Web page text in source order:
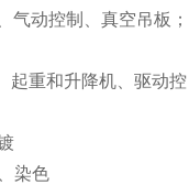
气动控制、真空吊板；
起重和升降机、驱动控
染色